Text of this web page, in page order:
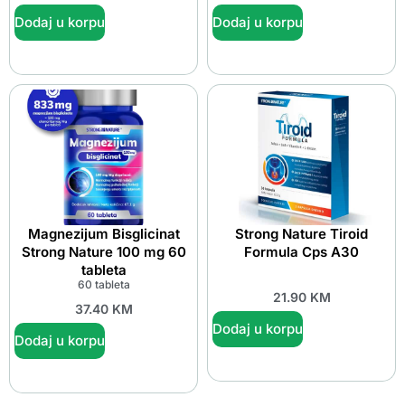
Dodaj u korpu Dodaj u korpu
Magnezijum Bisglicinat
Strong Nature 100 mg 60
tableta
60 tableta
37.40 KM
Dodaj u korpu
Strong Nature Tiroid
Formula Cps A30
21.90 KM
Dodaj u korpu